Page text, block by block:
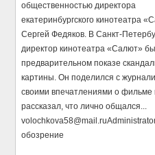
общественностью директора
екатеринбургского кинотеатра
Сергей Федяков. В Санкт-
директор кинотеатра «Салют»
предварительном показе
картины. Он поделился с
своими впечатлениями о фильме
рассказал, что лично общался...
volochkova58@mail.ru
обозрение